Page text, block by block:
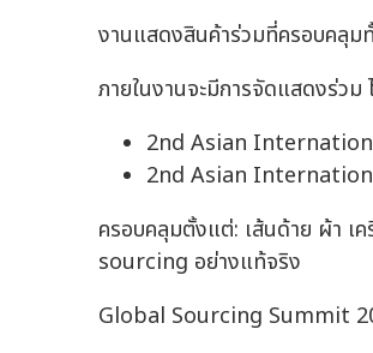
งานแสดงสินค้าร่วมที่ครอบคลุม
ภายในงานจะมีการจัดแสดงร่วม
2nd Asian
2nd Asian
ครอบคลุมตั้งแต่: เส้นด้าย ผ้า
sourcing อย่างแท้จริง
Global Sourcing Summit